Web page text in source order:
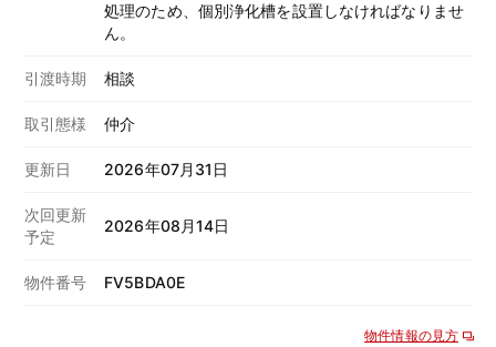
処理のため、個別浄化槽を設置しなければなりませ
ん。
引渡時期 相談
取引態様 仲介
更新日 2026年07月31日
次回更新
予定
2026年08月14日
物件番号 FV5BDA0E
物件情報の見方